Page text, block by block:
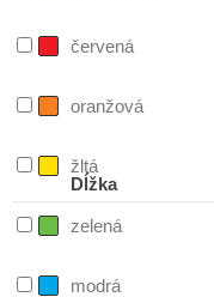
červená
oranžová
žltá
zelená
modrá
Dĺžka